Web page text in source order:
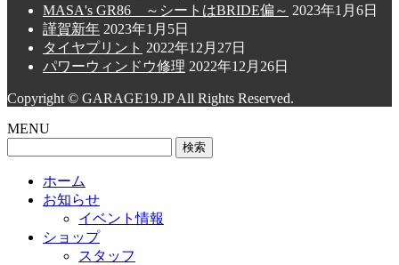
MASA's GR86 ～シートはBRIDE偏～ 2023年1月6日
謹賀新年 2023年1月5日
タイヤプリント 2022年12月27日
パワーウィンドウ修理 2022年12月26日
Copyright © GARAGE19.JP All Rights Reserved.
MENU
ホーム
お知らせ
イベント情報
ショップ
スタッフ